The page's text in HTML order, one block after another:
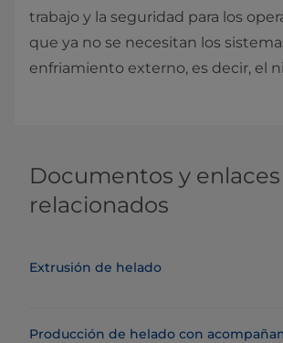
trabajo y la seguridad para los
que ya no se necesitan los
enfriamiento externo, es decir, el
Documentos y enlaces
relacionados
Extrusión de helado
Producción de helado con